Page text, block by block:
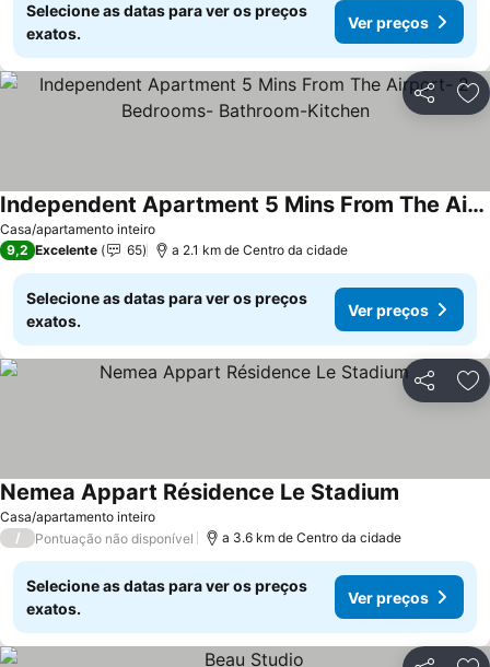
Selecione as datas para ver os preços
exatos.
Ver preços
Partilhar
Casa/apartamento inteiro
Independent Apartment 5 Mins From The Airport- 2 Bedrooms- Bathroom-Kitchen
9,2 Excelente 65 a 2.1 km de Centro da cidade
Selecione as datas para ver os preços
exatos.
Ver preços
Partilhar
Casa/apartamento inteiro
Nemea Appart Résidence Le Stadium
/ Pontuação não disponível a 3.6 km de Centro da cidade
Selecione as datas para ver os preços
exatos.
Ver preços